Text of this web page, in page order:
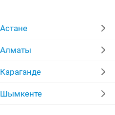
кухонный шкаф
мебель
Алматы
Шымкенте